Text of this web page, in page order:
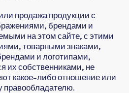
продажа продукции с
брендами и
на этом сайте, с этими
товарными знаками,
и логотипами,
их собственниками, не
какое-либо отношение или
правообладателю.